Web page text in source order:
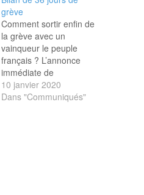
grève
Comment sortir enfin de
la grève avec un
vainqueur le peuple
français ? L’annonce
immédiate de
l’instauration - dans les
trois mois - du
10 janvier 2020
Dans "Communiqués"